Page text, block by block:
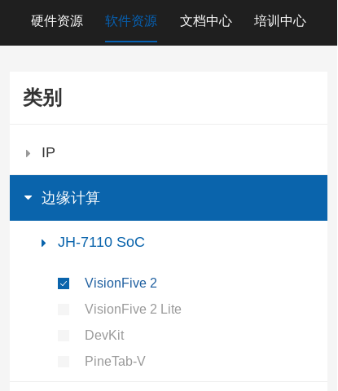
资源与支持
硬件资源 软件资源 文档中心 培训中心
类别
IP
边缘计算
JH-7110 SoC
VisionFive 2
VisionFive 2 Lite
DevKit
PineTab-V